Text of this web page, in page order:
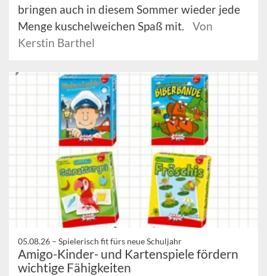
bringen auch in diesem Sommer wieder jede
Menge kuschelweichen Spaß mit.
Von
Kerstin Barthel
05.08.26 – Spielerisch fit fürs neue Schuljahr
Amigo-Kinder- und Kartenspiele fördern
wichtige Fähigkeiten